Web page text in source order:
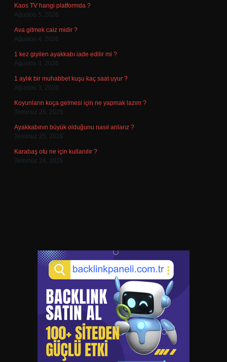
Kaos TV hangi platformda ?
Ağustos 5, 2026
Ava gitmek caiz midir ?
Ağustos 4, 2026
1 kez giyilen ayakkabı iade edilir mi ?
Ağustos 3, 2026
1 aylık bir muhabbet kuşu kaç saat uyur ?
Ağustos 3, 2026
Koyunların koça gelmesi için ne yapmak lazım ?
Temmuz 26, 2026
Ayakkabının büyük olduğunu nasıl anlarız ?
Temmuz 25, 2026
Karabaş otu ne için kullanılır ?
Temmuz 24, 2026